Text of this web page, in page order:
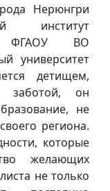
Нерюнгри
институт
ФГАОУ ВО
университет
детищем,
он
не
региона.
которые
желающих
не только